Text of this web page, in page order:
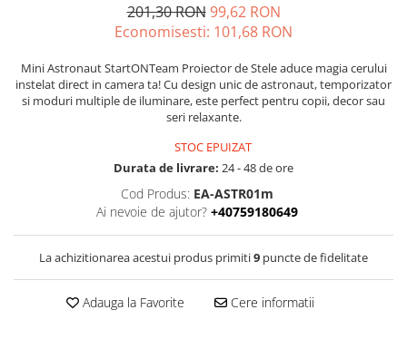
201,30 RON 99,62 RON
Economisesti: 101,68 RON
Mini Astronaut StartONTeam Proiector de Stele aduce magia cerului
instelat direct in camera ta! Cu design unic de astronaut, temporizator
si moduri multiple de iluminare, este perfect pentru copii, decor sau
seri relaxante.
STOC EPUIZAT
Durata de livrare: 24 - 48 de ore
Cod Produs: EA-ASTR01m
Ai nevoie de ajutor? +40759180649
La achizitionarea acestui produs primiti9 puncte de fidelitate
Adauga la Favorite Cere informatii